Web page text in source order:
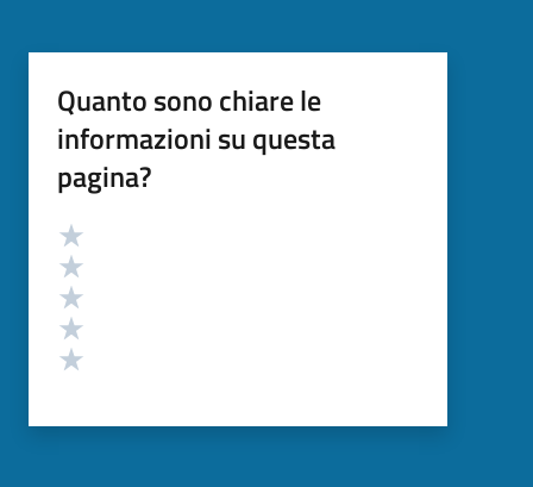
Quanto sono chiare le
informazioni su questa
pagina?
Valutazione